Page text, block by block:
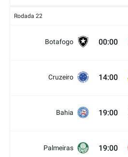
Rodada 22
Botafogo 00:00
Cruzeiro 14:00
Bahia 19:00
Palmeiras 19:00